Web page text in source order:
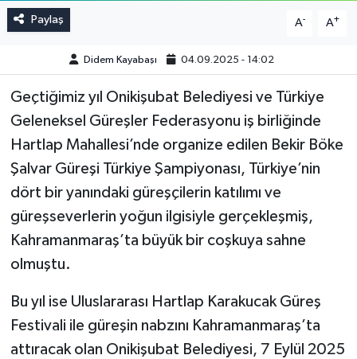
Paylaş A- A+
Didem Kayabaşı 04.09.2025 - 14:02
Geçtiğimiz yıl Onikişubat Belediyesi ve Türkiye
Geleneksel Güreşler Federasyonu iş birliğinde
Hartlap Mahallesi’nde organize edilen Bekir Böke
Şalvar Güreşi Türkiye Şampiyonası, Türkiye’nin
dört bir yanındaki güreşçilerin katılımı ve
güreşseverlerin yoğun ilgisiyle gerçekleşmiş,
Kahramanmaraş’ta büyük bir coşkuya sahne
olmuştu.
Bu yıl ise Uluslararası Hartlap Karakucak Güreş
Festivali ile güreşin nabzını Kahramanmaraş’ta
attıracak olan Onikişubat Belediyesi, 7 Eylül 2025